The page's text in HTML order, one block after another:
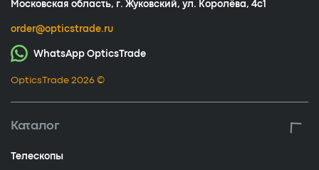
Московская область, г. Жуковский, ул. Королёва, 4с1
order@opticstrade.ru
WhatsApp OpticsTrade
OpticsTrade 2026 ©
Каталог
Телескопы